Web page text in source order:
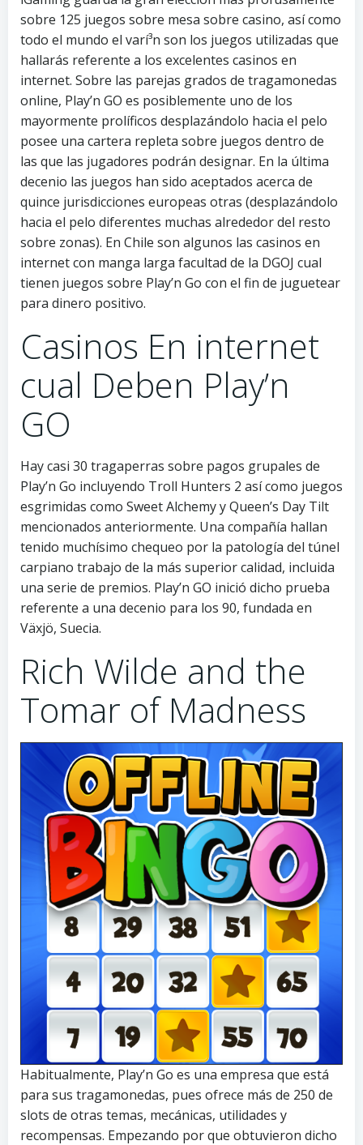
sobre 125 juegos sobre mesa sobre casino, así­ como
todo el mundo el varí³n son los juegos utilizadas que
hallarás referente a los excelentes casinos en
internet. Sobre las parejas grados de tragamonedas
online, Play’n GO es posiblemente uno de los
mayormente prolíficos desplazándolo hacia el pelo
posee una cartera repleta sobre juegos dentro de
las que las jugadores podrán designar. En la última
decenio las juegos han sido aceptados acerca de
quince jurisdicciones europeas otras (desplazándolo
hacia el pelo diferentes muchas alrededor del resto
sobre zonas). En Chile son algunos las casinos en
internet con manga larga facultad de la DGOJ cual
tienen juegos sobre Play’n Go con el fin de juguetear
para dinero positivo.
Casinos En internet
cual Deben Play’n
GO
Hay casi 30 tragaperras sobre pagos grupales de
Play’n Go incluyendo Troll Hunters 2 así­ como juegos
esgrimidas como Sweet Alchemy y Queen’s Day Tilt
mencionados anteriormente. Una compañía hallan
tenido muchísimo chequeo por la patologí­a del túnel
carpiano trabajo de la más superior calidad, incluida
una serie de premios. Play’n GO inició dicho prueba
referente a una decenio para los 90, fundada en
Växjö, Suecia.
Rich Wilde and the
Tomar of Madness
Habitualmente, Play’n Go es una empresa que está
para sus tragamonedas, pues ofrece más de 250 de
slots de otras temas, mecánicas, utilidades y
recompensas. Empezando por que obtuvieron dicho